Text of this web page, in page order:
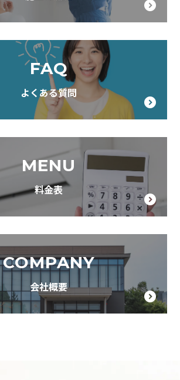
FAQ
よくある質問
MENU
料金表
COMPANY
会社概要